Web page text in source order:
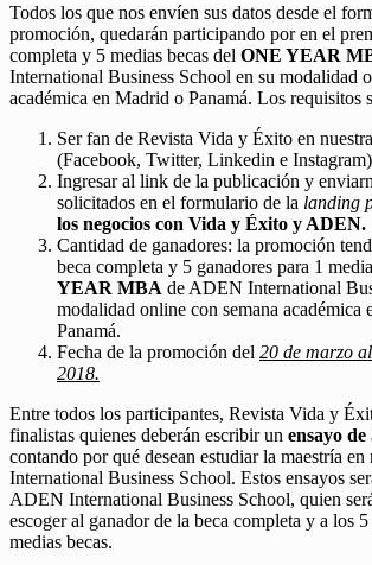
Todos los que nos envíen sus datos desde el
promoción, quedarán participando por en el
completa y 5 medias becas del ONE YEAR
International Business School en su modalidad
académica en Madrid o Panamá. Los requisitos
Ser fan de Revista Vida y Éxito en
(Facebook, Twitter, Linkedin e
Ingresar al link de la publicación y
solicitados en el formulario de la landing
los negocios con Vida y Éxito y ADEN.
Cantidad de ganadores: la promoción
beca completa y 5 ganadores para 1
YEAR MBA de ADEN International
modalidad online con semana académica
Panamá.
Fecha de la promoción del 20 de marzo
2018.
Entre todos los participantes, Revista Vida y
finalistas quienes deberán escribir un ensayo
contando por qué desean estudiar la maestría
International Business School. Estos ensayos
ADEN International Business School, quien
escoger al ganador de la beca completa y a los
medias becas.